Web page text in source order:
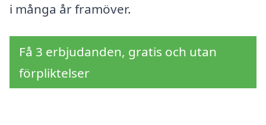
i många år framöver.
Få 3 erbjudanden, gratis och utan
förpliktelser